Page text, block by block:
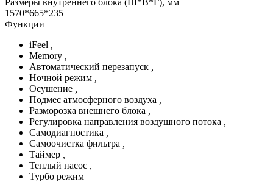
1570*665*235
Функции
iFeel
Memory
Автоматический перезапуск
Ночной режим
Осушение
Подмес атмосферного воздуха
Разморозка внешнего блока
Регулировка направления воздушного потока
Самодиагностика
Самоочистка фильтра
Таймер
Теплый насос
Турбо режим